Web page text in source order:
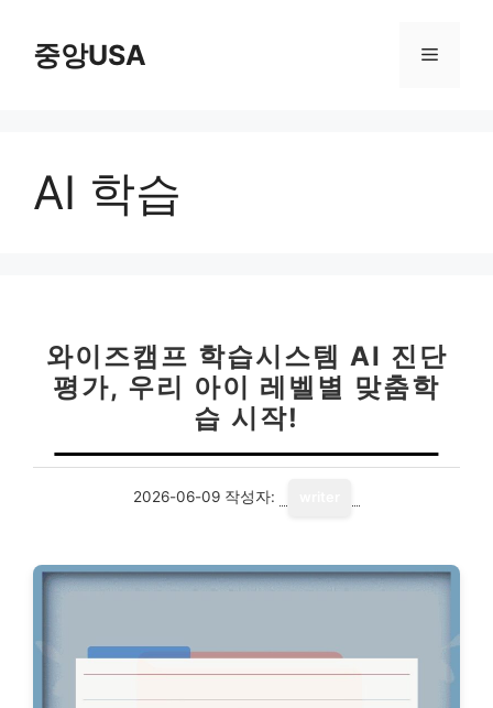
중앙USA 메
AI 학습
와이즈캠프 학습시스템 AI 진단
평가, 우리 아이 레벨별 맞춤학
습 시작!
2026-06-09 작성자: